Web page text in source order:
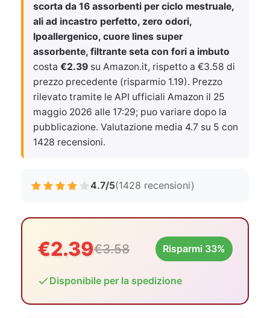
scorta da 16 assorbenti per ciclo mestruale,
ali ad incastro perfetto, zero odori,
Ipoallergenico, cuore lines super
assorbente, filtrante seta con fori a imbuto
costa €2.39 su Amazon.it, rispetto a €3.58 di
prezzo precedente (risparmio 1.19). Prezzo
rilevato tramite le API ufficiali Amazon il 25
maggio 2026 alle 17:29; puo variare dopo la
pubblicazione. Valutazione media 4.7 su 5 con
1428 recensioni.
4.7/5(1428 recensioni)
€2.39€3.58 Risparmi 33%
Disponibile per la spedizione